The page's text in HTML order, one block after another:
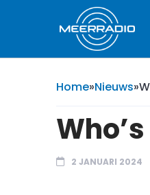
Home»Nieuws»
2 JANUARI 2024